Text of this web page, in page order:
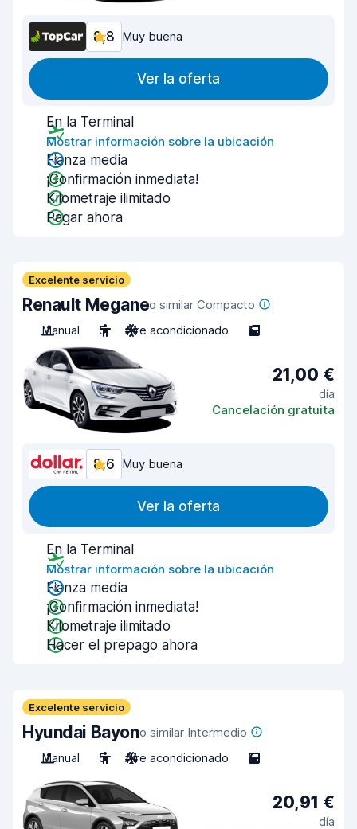
8,8 Muy buena
Ver la oferta
En la Terminal
Mostrar información sobre la ubicación
Fianza media
¡Confirmación inmediata!
Kilometraje ilimitado
Pagar ahora
Excelente servicio
Renault Meganeo similar Compacto
Manual
5 Aire acondicionado 5
21,00 €
día
Cancelación gratuita
8,6 Muy buena
Ver la oferta
En la Terminal
Mostrar información sobre la ubicación
Fianza media
¡Confirmación inmediata!
Kilometraje ilimitado
Hacer el prepago ahora
Excelente servicio
Hyundai Bayono similar Intermedio
Manual
5 Aire acondicionado 5
20,91 €
día